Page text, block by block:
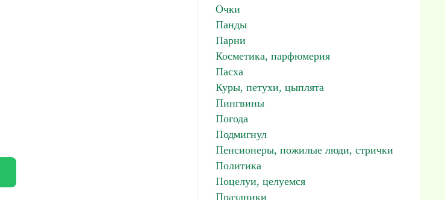
Очки
Панды
Парни
Косметика, парфюмерия
Пасха
Куры, петухи, цыплята
Пингвины
Погода
Подмигнул
Пенсионеры, пожилые люди, стрички
Политика
Поцелуи, целуемся
Праздники